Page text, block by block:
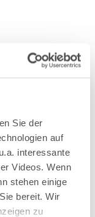
Sie der
auf
interessante
Videos. Wenn
stehen einige
bereit. Wir
zu
60